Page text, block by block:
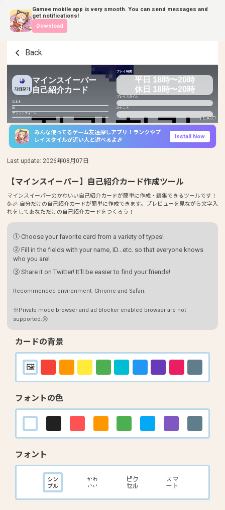
Gamee mobile app is very smooth. You can send messages and
get notifications!
Download
Back
マインスイーパー
自己紹介カード
なまえ
ID
プラットフォーム
プレイ時間
平日 18時〜20時
休日 18時〜20時
プレイスタイル
ひとこと
みんな使ってるゲーム友達探しアプリ！ランクやプ
レイスタイルが近い人と遊べるよ🎉
Install Now
Last update: 2026年08月07日
【マインスイーパー】自己紹介カード作成ツール
マインスイーパーのかわいい自己紹介カードが簡単に作成・編集できるツールです！
🥳🎉 自分だけの自己紹介カードが簡単に作成できます。プレビューを見ながら文字入
れをしてあなただけの自己紹介カードをつくろう！
① Choose your favorite card from a variety of types!
② Fill in the fields with your name, ID...etc. so that everyone knows
who you are!
③ Share it on Twitter! It'll be easier to find your friends!
Recommended environment: Chrome and Safari.
※Private mode browser and ad blocker enabled browser are not
supported.😢
カードの背景
フォントの色
フォント